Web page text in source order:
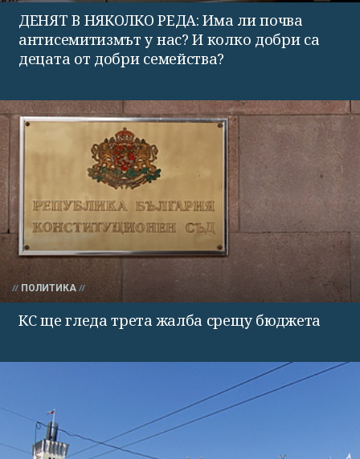
ДЕНЯТ В НЯКОЛКО РЕДА: Има ли почва
антисемитизмът у нас? И колко добри са
децата от добри семейства?
ПОЛИТИКА
КС ще гледа трета жалба срещу бюджета